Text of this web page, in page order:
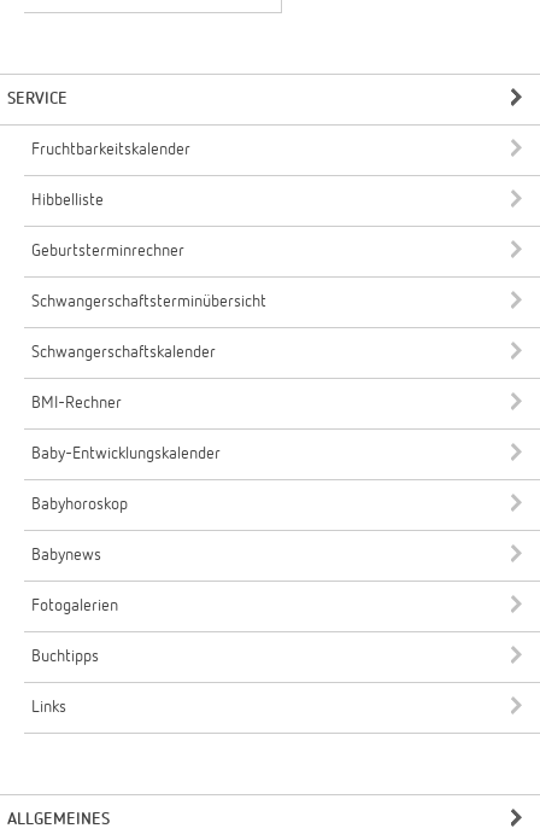
SERVICE
Fruchtbarkeitskalender
Hibbelliste
Geburtsterminrechner
Schwangerschaftsterminübersicht
Schwangerschaftskalender
BMI-Rechner
Baby-Entwicklungskalender
Babyhoroskop
Babynews
Fotogalerien
Buchtipps
Links
ALLGEMEINES